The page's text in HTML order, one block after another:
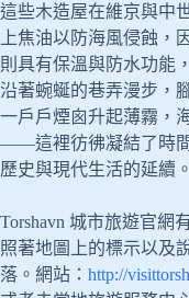
這些木造屋在維京與中
上焦油以防海風侵蝕，
則具有保溫與防水功能
沿著蜿蜒的巷弄漫步，
一戶戶煙囪升起薄霧，
——這裡彷彿凝結了時
歷史與現代生活的延續。
Torshavn 城市旅遊官網
照著地圖上的標示以及
落。網站： http://